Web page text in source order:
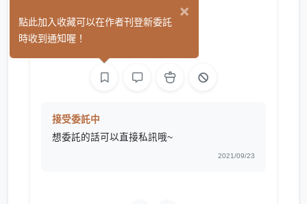
龜龜 (2)
接受委託中
想委託的話可以直接私訊哦~
2021/09/23
×
點此加入收藏可以在作者刊登新委託
時收到通知喔！